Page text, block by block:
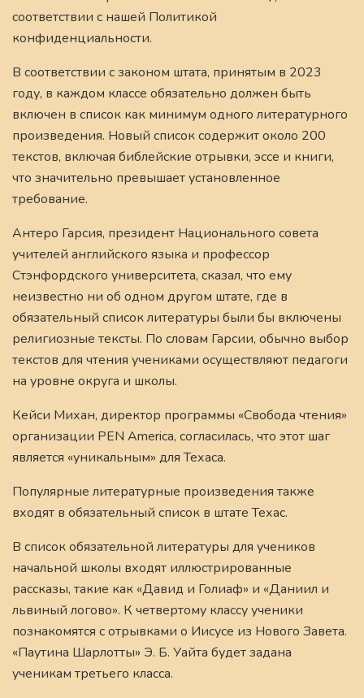
соответствии с нашей Политикой
конфиденциальности.
В соответствии с законом штата, принятым в 2023
году, в каждом классе обязательно должен быть
включен в список как минимум одного литературного
произведения. Новый список содержит около 200
текстов, включая библейские отрывки, эссе и книги,
что значительно превышает установленное
требование.
Антеро Гарсия, президент Национального совета
учителей английского языка и профессор
Стэнфордского университета, сказал, что ему
неизвестно ни об одном другом штате, где в
обязательный список литературы были бы включены
религиозные тексты. По словам Гарсии, обычно выбор
текстов для чтения учениками осуществляют педагоги
на уровне округа и школы.
Кейси Михан, директор программы «Свобода чтения»
организации PEN America, согласилась, что этот шаг
является «уникальным» для Техаса.
Популярные литературные произведения также
входят в обязательный список в штате Техас.
В список обязательной литературы для учеников
начальной школы входят иллюстрированные
рассказы, такие как «Давид и Голиаф» и «Даниил и
львиный логово». К четвертому классу ученики
познакомятся с отрывками о Иисусе из Нового Завета.
«Паутина Шарлотты» Э. Б. Уайта будет задана
ученикам третьего класса.